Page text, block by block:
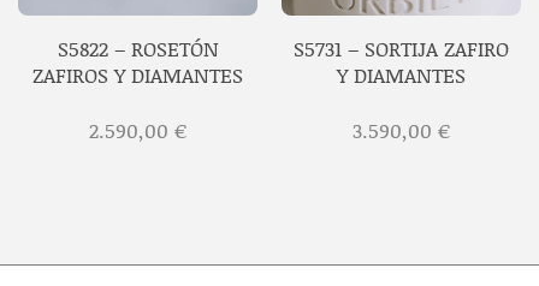
S5822 – ROSETÓN
ZAFIROS Y DIAMANTES
2.590,00 €
S5731 – SORTIJA ZAFIRO
Y DIAMANTES
3.590,00 €